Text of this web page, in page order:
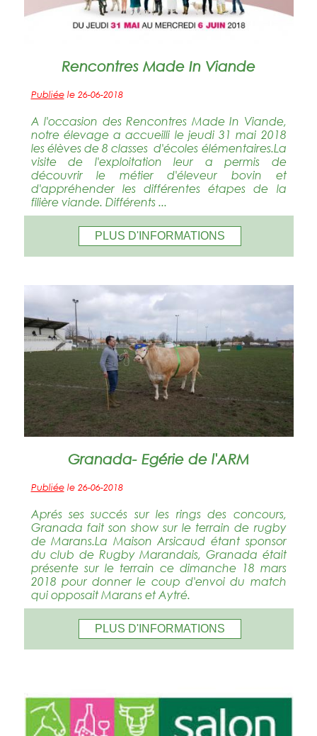
Rencontres Made In Viande
Publiéele 26-06-2018
A l'occasion des Rencontres Made In Viande,
notre élevage a accueilli le jeudi 31 mai 2018
les élèves de 8 classes d'écoles élémentaires.La
visite de l'exploitation leur a permis de
découvrir le métier d'éleveur bovin et
d'appréhender les différentes étapes de la
filière viande. Différents ...
PLUS D'INFORMATIONS
Granada- Egérie de l'ARM
Publiéele 26-06-2018
Aprés ses succés sur les rings des concours,
Granada fait son show sur le terrain de rugby
de Marans.La Maison Arsicaud étant sponsor
du club de Rugby Marandais, Granada était
présente sur le terrain ce dimanche 18 mars
2018 pour donner le coup d'envoi du match
qui opposait Marans et Aytré.
PLUS D'INFORMATIONS